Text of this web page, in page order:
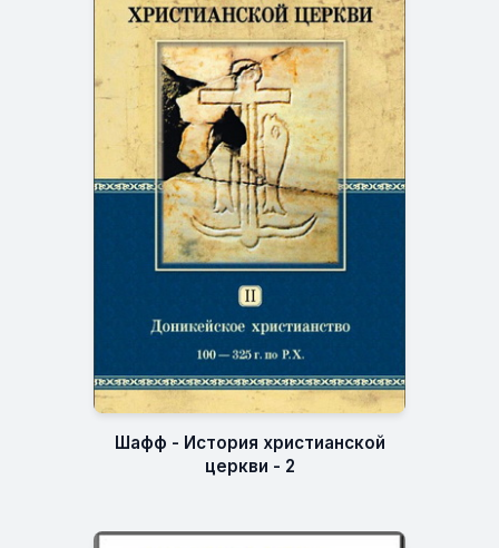
Шафф - История христианской
церкви - 2